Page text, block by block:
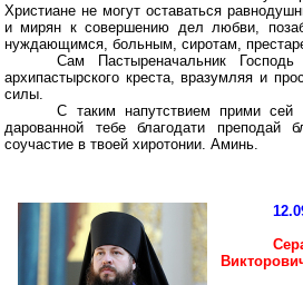
Христиане не могут оставаться
и мирян к совершению дел любви,
нуждающимся, больным, сиротам,
Сам
ПастыреначальникГосподь
архипастырского креста, вразумляя и
силы.
С таким напутствием прими
дарованной тебе благодати преподай
соучастие в твоей хиротонии. Аминь.